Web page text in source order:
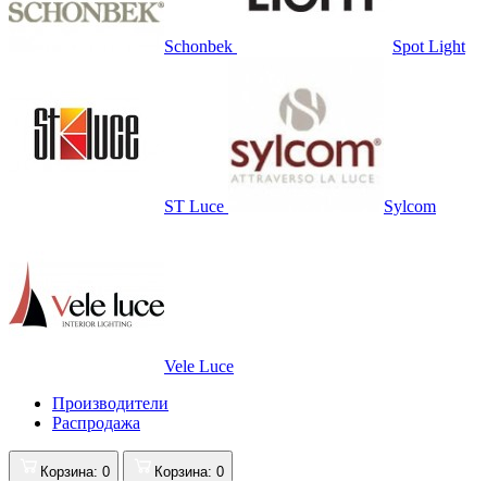
Schonbek Spot Light
ST Luce Sylcom
Vele Luce
Производители
Распродажа
Корзина: 0 Корзина: 0